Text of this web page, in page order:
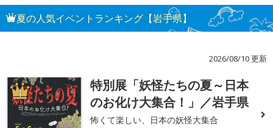
夏の人気イベントランキング【岩手県】
2026/08/10 更新
1
特別展「妖怪たちの夏～日本
のお化け大集合！」／岩手県
怖くて楽しい、日本の妖怪大集合